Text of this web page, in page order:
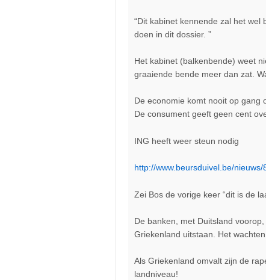
“Dit kabinet kennende zal het
doen in dit dossier. ”
Het kabinet (balkenbende) weet
graaiende bende meer dan zat.
De economie komt nooit op gang
De consument geeft geen cent
ING heeft weer steun nodig
http://www.beursduivel.be/
Zei Bos de vorige keer “dit is de
De banken, met Duitsland
Griekenland uitstaan. Het
Als Griekenland omvalt zijn de
landniveau!